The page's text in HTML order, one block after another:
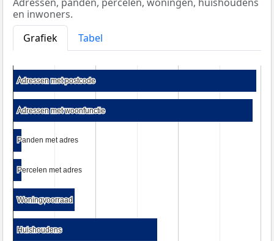
en inwoners.
Grafiek
Tabel
Adressen met postcode
Adressen met postcode
Adressen met woonfunctie
Adressen met woonfunctie
Panden met adres
Panden met adres
Percelen met adres
Percelen met adres
Woningvoorraad
Woningvoorraad
Huishoudens
Huishoudens